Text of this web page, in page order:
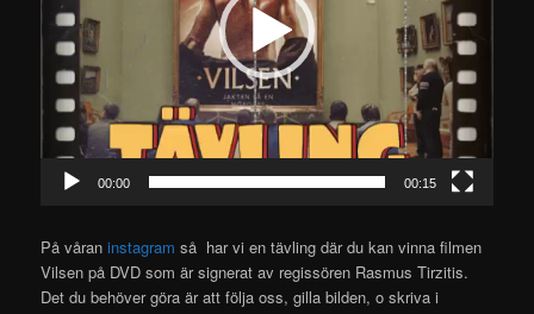
00:00 00:15
På våraninstagram så har vi en tävling där du kan vinna filmen
Vilsen på DVD som är signerat av regissören Rasmus Tirzitis.
Det du behöver göra är att följa oss, gilla bilden, o skriva i